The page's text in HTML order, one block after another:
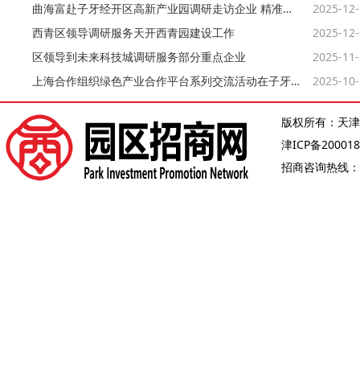
曲海富赴子牙经开区高新产业园调研走访企业 精准服务问需施策
2025-
西青区领导调研服务天开西青园建设工作
2025-
区领导到未来科技城调研服务部分重点企业
2025-
上海合作组织绿色产业合作平台系列交流活动在子牙开发区举行
2025-
版权所有：天
津ICP备
招商咨询热线：